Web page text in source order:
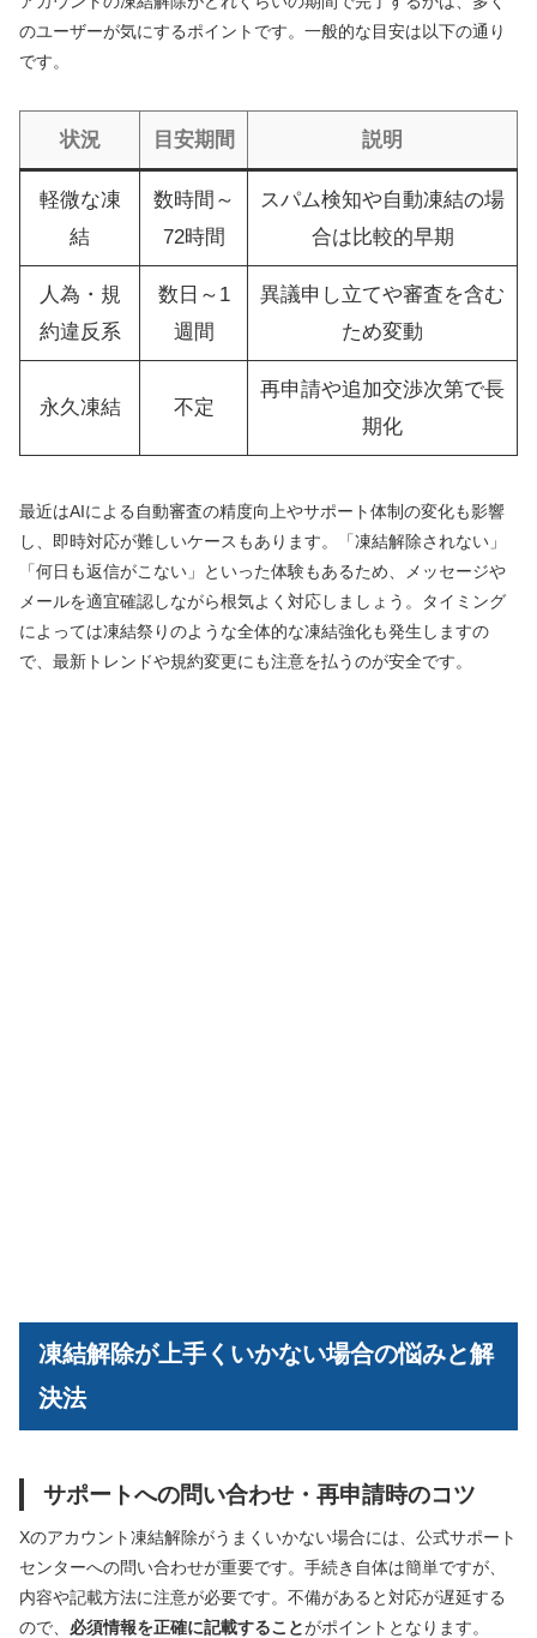
のユーザーが気にするポイントです。一般的な目安は以下の通り
です。
状況 目安期間 説明
軽微な凍
結
数時間～
72時間
スパム検知や自動凍結の場
合は比較的早期
人為・規
約違反系
数日～1
週間
異議申し立てや審査を含む
ため変動
永久凍結 不定
再申請や追加交渉次第で長
期化
最近はAIによる自動審査の精度向上やサポート体制の変化も影響
し、即時対応が難しいケースもあります。「凍結解除されない」
「何日も返信がこない」といった体験もあるため、メッセージや
メールを適宜確認しながら根気よく対応しましょう。タイミング
によっては凍結祭りのような全体的な凍結強化も発生しますの
で、最新トレンドや規約変更にも注意を払うのが安全です。
凍結解除が上手くいかない場合の悩みと解
決法
サポートへの問い合わせ・再申請時のコツ
Xのアカウント凍結解除がうまくいかない場合には、公式サポート
センターへの問い合わせが重要です。手続き自体は簡単ですが、
内容や記載方法に注意が必要です。不備があると対応が遅延する
ので、 必須情報を正確に記載することがポイントとなります。